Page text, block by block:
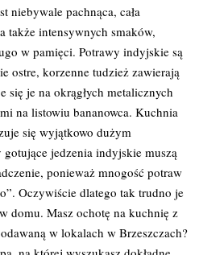
niebywale pachnąca, cała
także intensywnych smaków,
w pamięci. Potrawy indyjskie są
ostre, korzenne tudzież zawierają
się je na okrągłych metalicznych
na listowiu bananowca. Kuchnia
się wyjątkowo dużym
jedzenia indyjskie muszą
ponieważ mnogość potraw
Oczywiście dlatego tak trudno je
domu. Masz ochotę na kuchnię z
w lokalach w Brzeszczach?